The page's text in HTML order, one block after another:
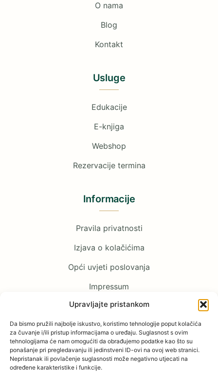
Upravljajte pristankom
Da bismo pružili najbolje iskustvo, koristimo tehnologije poput kolačića
za čuvanje i/ili pristup informacijama o uređaju. Suglasnost s ovim
tehnologijama će nam omogućiti da obrađujemo podatke kao što su
ponašanje pri pregledavanju ili jedinstveni ID-ovi na ovoj web stranici.
Nepristanak ili povlačenje suglasnosti može negativno utjecati na
određene karakteristike i funkcije.
O nama
Blog
Kontakt
Usluge
Edukacije
E-knjiga
Webshop
Rezervacije termina
Informacije
Pravila privatnosti
Izjava o kolačićima
Opći uvjeti poslovanja
Impressum
Pratite nas
Facebook
YouTube